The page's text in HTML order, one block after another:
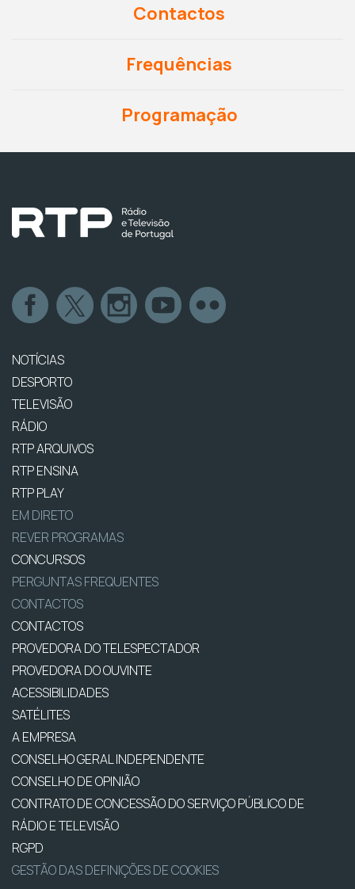
Contactos
Frequências
Programação
NOTÍCIAS
DESPORTO
TELEVISÃO
RÁDIO
RTP ARQUIVOS
RTP ENSINA
RTP PLAY
EM DIRETO
REVER PROGRAMAS
CONCURSOS
PERGUNTAS FREQUENTES
CONTACTOS
CONTACTOS
PROVEDORA DO TELESPECTADOR
PROVEDORA DO OUVINTE
ACESSIBILIDADES
SATÉLITES
A EMPRESA
CONSELHO GERAL INDEPENDENTE
CONSELHO DE OPINIÃO
CONTRATO DE CONCESSÃO DO SERVIÇO PÚBLICO DE
RÁDIO E TELEVISÃO
RGPD
GESTÃO DAS DEFINIÇÕES DE COOKIES